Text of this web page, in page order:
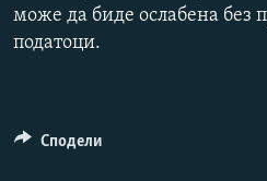
Auto
може да биде ослабена без
податоци.
Сподели